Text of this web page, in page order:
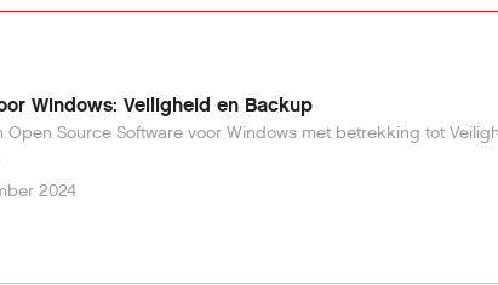
Windows: Veiligheid en Backup
Open Source Software voor Windows met betrekking tot
2024